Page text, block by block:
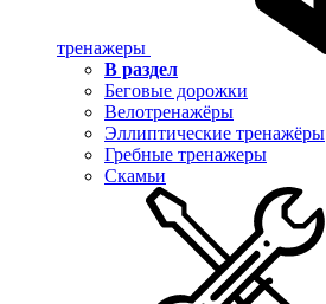
тренажеры
В раздел
Беговые дорожки
Велотренажёры
Эллиптические тренажёры
Гребные тренажеры
Скамьи